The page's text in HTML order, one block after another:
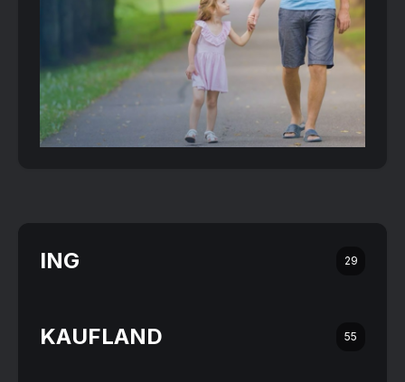
ING 29
KAUFLAND 55